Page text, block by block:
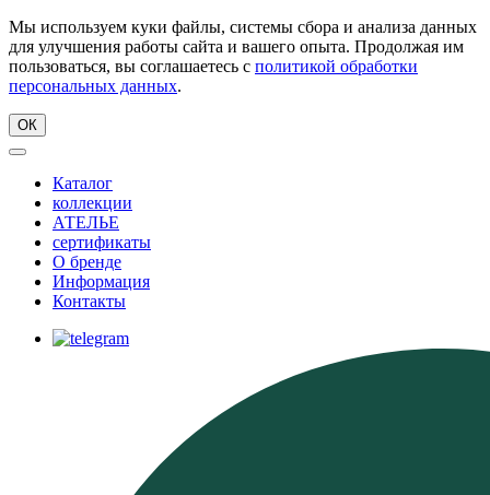
Мы используем куки файлы, системы сбора и анализа данных
для улучшения работы сайта и вашего опыта. Продолжая им
пользоваться, вы соглашаетесь с политикой обработки
персональных данных.
ОК
Каталог
коллекции
АТЕЛЬЕ
сертификаты
О бренде
Информация
Контакты